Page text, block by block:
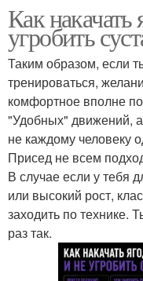
Как
угробить
Таким образом, если
тренироваться,
комфортное вполне
"Удобных" движений, а
не каждому человеку
Присед не всем
В случае если у тебя
или высокий рост,
заходить по технике.
раз так.